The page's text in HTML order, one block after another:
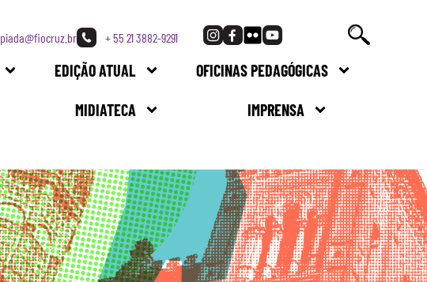
+ 55 21 3882-9291
EDIÇÃO ATUAL OFICINAS PEDAGÓGICAS
MIDIATECA IMPRENSA